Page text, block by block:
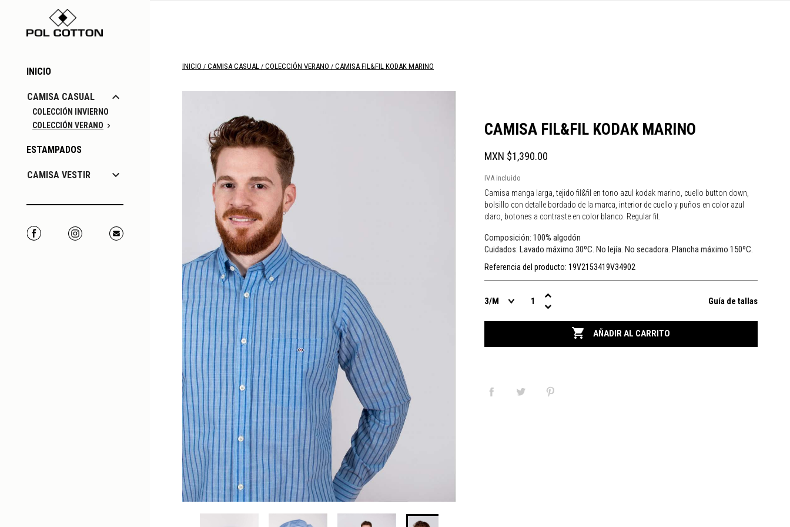
INICIO
CAMISA CASUAL 
COLECCIÓN INVIERNO
COLECCIÓN VERANO 
ESTAMPADOS
CAMISA VESTIR 
Facebook Instagram
INICIO CAMISA CASUAL COLECCIÓN VERANO CAMISA FIL&FIL KODAK MARINO
CAMISA FIL&FIL KODAK MARINO
MXN $1,390.00
IVA incluido
Camisa manga larga, tejido fil&fil en tono azul kodak marino, cuello button down,
bolsillo con detalle bordado de la marca, interior de cuello y puños en color azul
claro, botones a contraste en color blanco. Regular fit.
Composición: 100% algodón
Cuidados: Lavado máximo 30ºC. No lejía. No secadora. Plancha máximo 150ºC.
Referencia del producto: 19V2153419V34902
Guía de tallas
 AÑADIR AL CARRITO